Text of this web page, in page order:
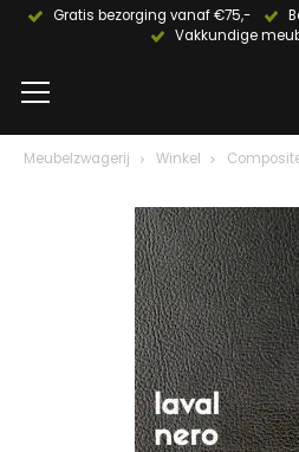
Gratis bezorging vanaf €75,-
Vakkundige
Meubelzwagerij Winkel